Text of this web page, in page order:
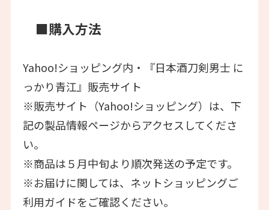
■購入方法
Yahoo!ショッピング内・『日本酒刀剣男士 に
っかり青江』販売サイト
※販売サイト（Yahoo!ショッピング）は、下
記の製品情報ページからアクセスしてくださ
い。
※商品は５月中旬より順次発送の予定です。
※お届けに関しては、ネットショッピングご
利用ガイドをご確認ください。